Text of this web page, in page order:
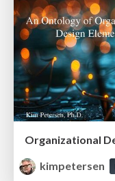
kimpetersen